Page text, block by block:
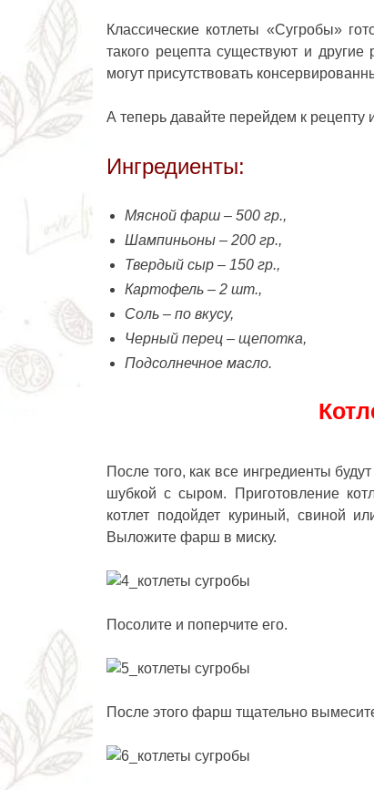
Классические котлеты «Сугробы»
такого рецепта существуют и другие
могут присутствовать
А теперь давайте перейдем к рецепту
Ингредиенты:
Мясной фарш – 500 гр.,
Шампиньоны – 200 гр.,
Твердый сыр – 150 гр.,
Картофель – 2 шт.,
Соль – по вкусу,
Черный перец – щепотка,
Подсолнечное масло.
После того, как все ингредиенты
шубкой с сыром. Приготовление
котлет подойдет куриный, свиной
Выложите фарш в миску.
Посолите и поперчите его.
После этого фарш тщательно